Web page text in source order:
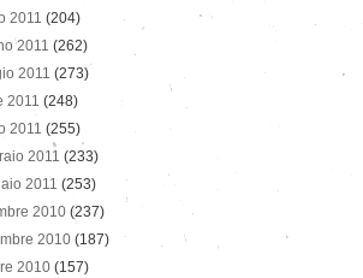
2011 (204)
2011 (262)
2011 (273)
2011 (248)
2011 (255)
2011 (233)
2011 (253)
2010 (237)
2010 (187)
2010 (157)